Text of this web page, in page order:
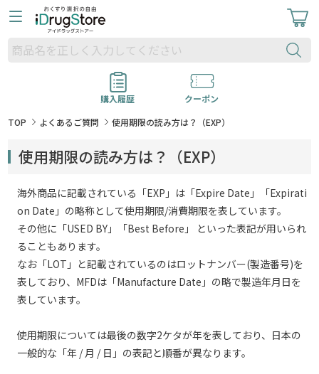
購入履歴
クーポン
TOP
よくあるご質問 使用期限の読み方は？（EXP）
使用期限の読み方は？（EXP）
海外商品に記載されている「EXP」は「Expire Date」「Expirati
on Date」の略称として使用期限/消費期限を表しています。
その他に「USED BY」「Best Before」 といった表記が用いられ
ることもあります。
なお「LOT」と記載されているのはロットナンバー(製造番号)を
表しており、MFDは「Manufacture Date」の略で製造年月日を
表しています。
使用期限については最後の数字2ケタが年を表しており、日本の
一般的な「年 / 月 / 日」の表記と順番が異なります。